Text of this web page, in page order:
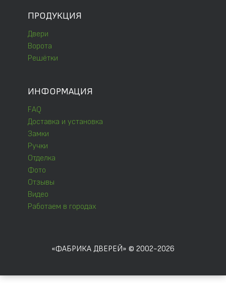
ПРОДУКЦИЯ
Двери
Ворота
Решётки
ИНФОРМАЦИЯ
FAQ
Доставка и установка
Замки
Ручки
Отделка
Фото
Отзывы
Видео
Работаем в городах
«ФАБРИКА ДВЕРЕЙ» © 2002-2026